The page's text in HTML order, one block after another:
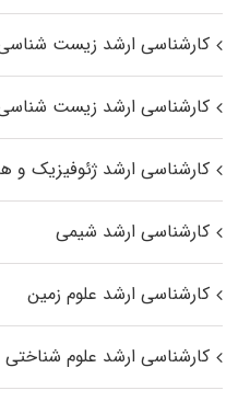
کارشناسی ارشد زیست‌
کارشناسی ارشد زیست‌ شناسی
کارشناسی ارشد ژئوفیزیک و
کارشناسی ارشد شیمی
کارشناسی ارشد علوم زمین
کارشناسی ارشد علوم شناختی